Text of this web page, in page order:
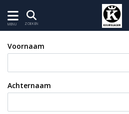
MENU ZOEKEN
Voornaam
Achternaam